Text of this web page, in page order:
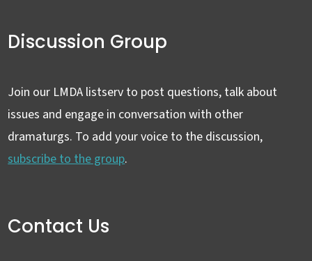
Discussion Group
Join our LMDA listserv to post questions, talk about
issues and engage in conversation with other
dramaturgs. To add your voice to the discussion,
subscribe to the group.
Contact Us